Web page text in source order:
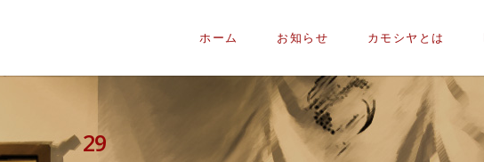
ホーム お知らせ カモシヤとは
29